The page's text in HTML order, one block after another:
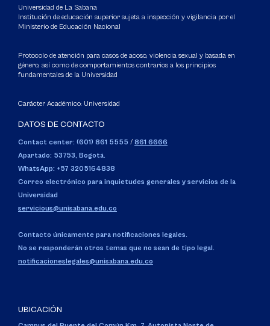
Universidad de La Sabana
Institución de educación superior sujeta a inspección y vigilancia por el
Ministerio de Educación Nacional
Protocolo de atención para casos de acoso, violencia sexual y basada en
género, así como de comportamientos contrarios a los principios
fundamentales de la Universidad
Carácter Académico: Universidad
DATOS DE CONTACTO
Contact center: (601) 861 5555 / 861 6666
Apartado: 53753, Bogotá.
WhatsApp: +57 3205164838
Correo electrónico para inquietudes generales y servicios de la
Universidad
servicious@unisabana.edu.co
Contacto únicamente para notificaciones legales.
No se responderán otros temas que no sean de tipo legal.
notificacioneslegales@unisabana.edu.co
UBICACIÓN